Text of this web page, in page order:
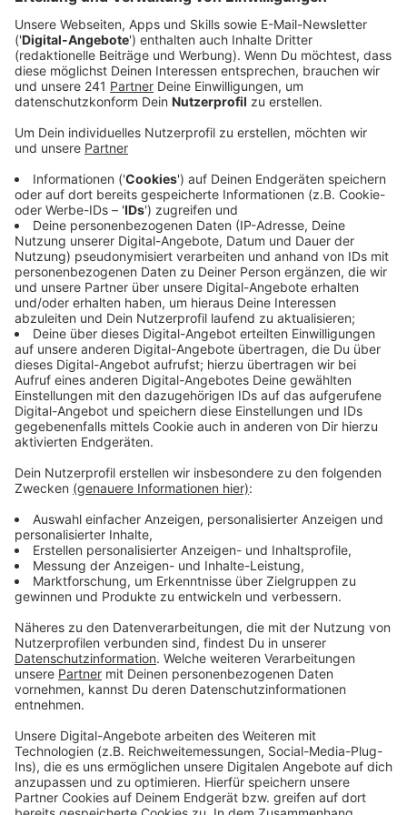
die Schmierereien möglichst schnell wieder aus
dem Stadtbild verschwinden. Doch das ist gar
nicht so simpel.
Veröffentlicht:Freitag, 22.08.2025 09:59
Anzeige
Das komplizierte dabei: Die Stromkästen haben ganz
unterschiedliche Eigentümer, die für die Reinigung
zuständig sind. Zum Beispiel die EVL, Wupsi oder
private Werbefirmen. Deswegen erstellt die EVL
Anfang kommender Woche für die Polizei eine Liste
mit den verschiedenen Zuständigkeiten – und dann
fordern die zur Reinigung auf. Die EVL selbst will ihre
Stromkästen dann auch schon direkt reinigen.
Zunächst wolle man die Hakenkreuze mit schwarzer
Farbe unkenntlich machen, sagt uns eine Sprecherin.
Anzeige
Weitere Meldungen aus Leverkusen
Anzeige
Rettungsdienstgebühren: OB räumt Fehler in
Leverkusen: Falsche Vermisstenmeldungen auf
Facebook
Bayer 04 startet in die neue Bundesliga-Saison